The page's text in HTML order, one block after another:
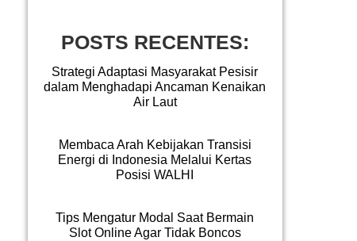
POSTS RECENTES:
Strategi Adaptasi Masyarakat Pesisir
dalam Menghadapi Ancaman Kenaikan
Air Laut
Membaca Arah Kebijakan Transisi
Energi di Indonesia Melalui Kertas
Posisi WALHI
Tips Mengatur Modal Saat Bermain
Slot Online Agar Tidak Boncos